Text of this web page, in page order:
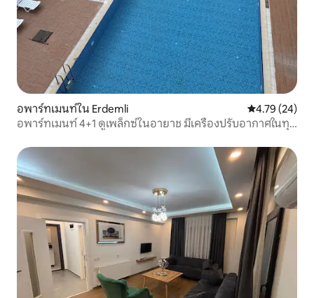
อพาร์ทเมนท์ใน Erdemli คะแนนเฉลี่ย
4.79 (24)
อพาร์ทเมนท์ 4+1 ดูเพล็กซ์ในอายาช มีเครื่องปรับอากาศในทุก